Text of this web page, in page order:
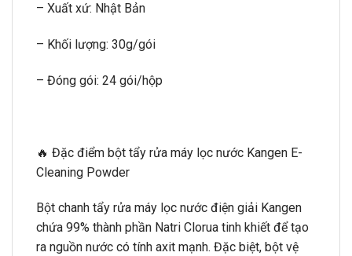
– Xuất xứ: Nhật Bản
– Khối lượng: 30g/gói
– Đóng gói: 24 gói/hộp
🔥 Đặc điểm bột tẩy rửa máy lọc nước Kangen E-
Cleaning Powder
Bột chanh tẩy rửa máy lọc nước điện giải Kangen
chứa 99% thành phần Natri Clorua tinh khiết để tạo
ra nguồn nước có tính axit mạnh. Đặc biệt, bột vệ